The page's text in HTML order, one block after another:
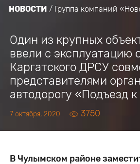
НОВОСТИ Группа компаний
Один из крупных
ввели с эксплуатацию
Каргатского ДРСУ
представителями
автодорогу «Подъезд
7 октября, 2020 3750
В Чулымском районе